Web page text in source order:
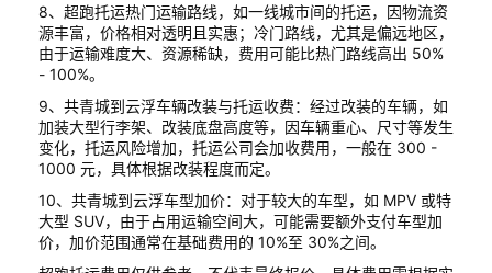
8、超跑托运热门运输路线，如一线城市间的托运，因物流资
源丰富，价格相对透明且实惠；冷门路线，尤其是偏远地区，
由于运输难度大、资源稀缺，费用可能比热门路线高出 50%
- 100%。
9、共青城到云浮车辆改装与托运收费：经过改装的车辆，如
加装大型行李架、改装底盘高度等，因车辆重心、尺寸等发生
变化，托运风险增加，托运公司会加收费用，一般在 300 -
1000 元，具体根据改装程度而定。
10、共青城到云浮车型加价：对于较大的车型，如 MPV 或特
大型 SUV，由于占用运输空间大，可能需要额外支付车型加
价，加价范围通常在基础费用的 10%至 30%之间。